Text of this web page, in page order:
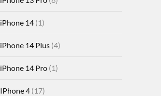
iPhone 14(1)
iPhone 14 Plus(4)
iPhone 14 Pro(1)
IPhone 4(17)